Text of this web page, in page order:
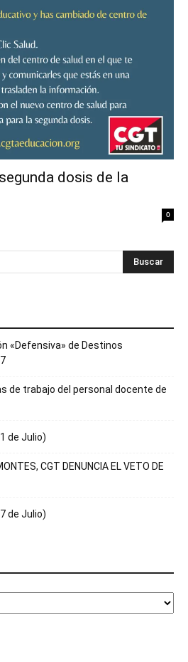
dosis de la
0
«Defensiva» de Destinos
de trabajo del personal docente de
de Julio)
CGT DENUNCIA EL VETO DE
de Julio)